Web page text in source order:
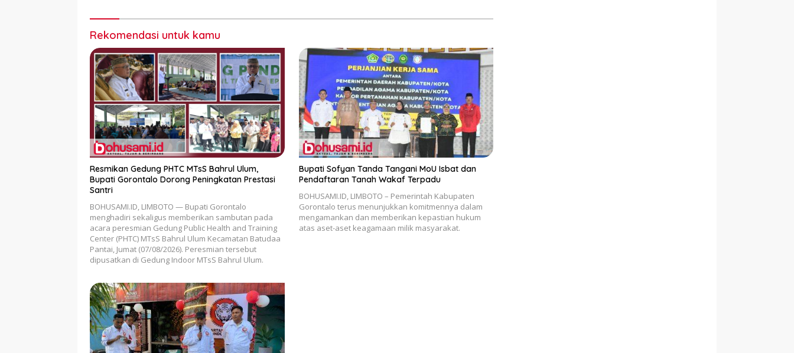
Rekomendasi untuk kamu
Resmikan Gedung PHTC MTsS Bahrul Ulum,
Bupati Gorontalo Dorong Peningkatan Prestasi
Santri
BOHUSAMI.ID, LIMBOTO — Bupati Gorontalo
menghadiri sekaligus memberikan sambutan pada
acara peresmian Gedung Public Health and Training
Center (PHTC) MTsS Bahrul Ulum Kecamatan Batudaa
Pantai, Jumat (07/08/2026). Peresmian tersebut
dipusatkan di Gedung Indoor MTsS Bahrul Ulum.
Bupati Sofyan Tanda Tangani MoU Isbat dan
Pendaftaran Tanah Wakaf Terpadu
BOHUSAMI.ID, LIMBOTO – Pemerintah Kabupaten
Gorontalo terus menunjukkan komitmennya dalam
mengamankan dan memberikan kepastian hukum
atas aset-aset keagamaan milik masyarakat.